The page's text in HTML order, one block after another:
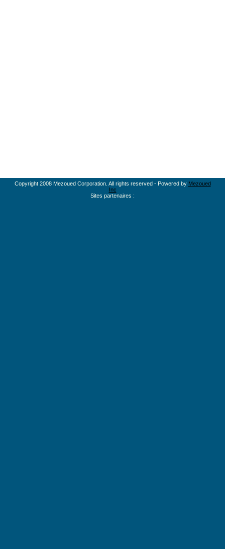
Copyright 2008 Mezoued Corporation. All rights reserved - Powered by Mezoued
Inc
Sites partenaires :